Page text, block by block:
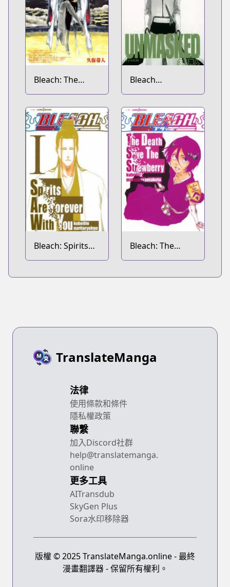
Bleach: The
Unforgivens
Bleach
Unmasked Short
Stories
Bleach: Spirits
Are Forever with
Bleach: The
Death Save the
TranslateManga
法律
使用條款和條件
隱私權政策
聯繫
加入Discord社群
help@translatemanga.
online
更多工具
AITransdub
SkyGen Plus
Sora水印移除器
版權 © 2025 TranslateManga.online - 最終
漫畫翻譯器 - 保留所有權利。